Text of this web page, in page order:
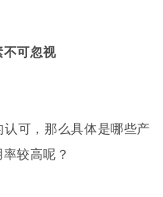
不可忽视
可，那么具体是哪些产
较高呢？